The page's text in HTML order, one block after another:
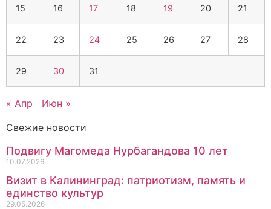
15 16 17 18 19 20 21
22 23 24 25 26 27 28
29 30 31
« Апр
Июн »
Свежие новости
Подвигу Магомеда Нурбагандова 10 лет
10.07.2026
Визит в Калининград: патриотизм, память и
единство культур
29.05.2026